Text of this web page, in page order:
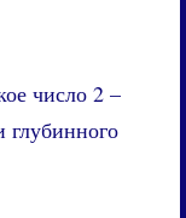
число 2 –
глубинного